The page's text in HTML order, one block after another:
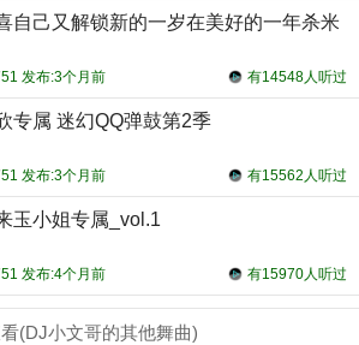
自己又解锁新的一岁在美好的一年杀米
有14548人听过
发布:3个月前
专属 迷幻QQ弹鼓第2季
有15562人听过
发布:3个月前
玉小姐专属_vol.1
有15970人听过
发布:4个月前
(DJ小文哥的其他舞曲)